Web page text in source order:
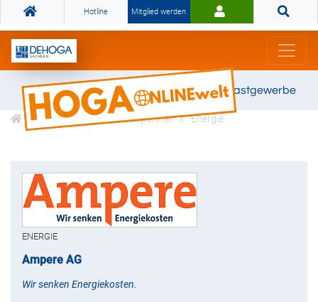
Hotline Mitglied werden
Gemeinsam stark für das Gastgewerbe
DEHOGA Kooperationspartner Energie
ENERGIE
Ampere AG
Wir senken Energiekosten.